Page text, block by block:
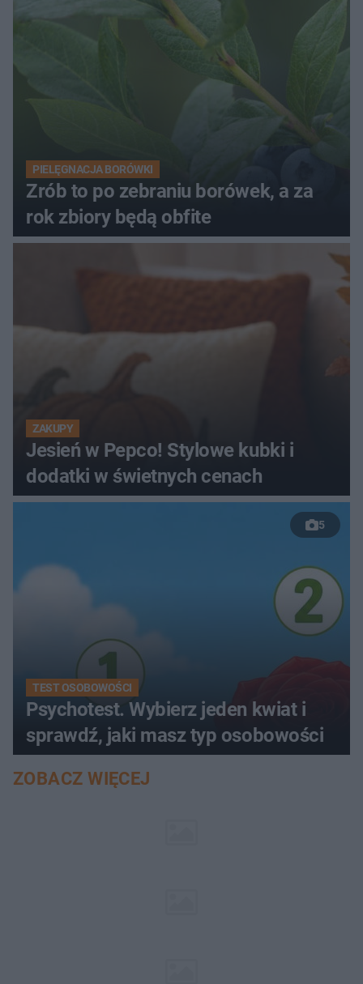
PIELĘGNACJA BORÓWKI
Zrób to po zebraniu borówek, a za
rok zbiory będą obfite
ZAKUPY
Jesień w Pepco! Stylowe kubki i
dodatki w świetnych cenach
5
TEST OSOBOWOŚCI
Psychotest. Wybierz jeden kwiat i
sprawdź, jaki masz typ osobowości
ZOBACZ WIĘCEJ